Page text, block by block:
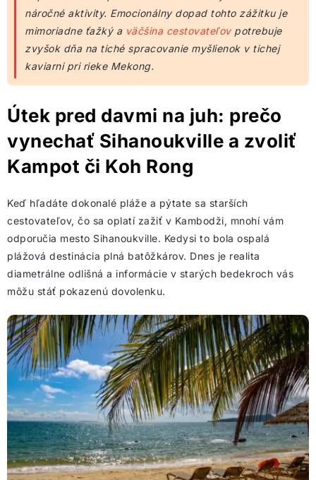
náročné aktivity. Emocionálny dopad tohto zážitku je
mimoriadne ťažký a väčšina cestovateľovpotrebuje
zvyšok dňa na tiché spracovanie myšlienok v tichej
kaviarni pri rieke Mekong.
Útek pred davmi na juh: prečo
vynechať Sihanoukville a zvoliť
Kampot či Koh Rong
Keď hľadáte dokonalé pláže a pýtate sa starších
cestovateľov, čo sa oplatí zažiť v Kambodži, mnohí vám
odporučia mesto Sihanoukville. Kedysi to bola ospalá
plážová destinácia plná batôžkárov. Dnes je realita
diametrálne odlišná a informácie v starých bedekroch vás
môžu stáť pokazenú dovolenku.